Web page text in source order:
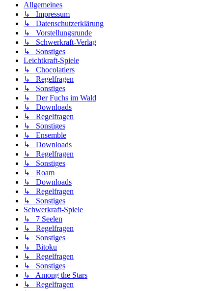
Allgemeines
↳ Impressum
↳ Datenschutzerklärung
↳ Vorstellungsrunde
↳ Schwerkraft-Verlag
↳ Sonstiges
Leichtkraft-Spiele
↳ Chocolatiers
↳ Regelfragen
↳ Sonstiges
↳ Der Fuchs im Wald
↳ Downloads
↳ Regelfragen
↳ Sonstiges
↳ Ensemble
↳ Downloads
↳ Regelfragen
↳ Sonstiges
↳ Roam
↳ Downloads
↳ Regelfragen
↳ Sonstiges
Schwerkraft-Spiele
↳ 7 Seelen
↳ Regelfragen
↳ Sonstiges
↳ Bitoku
↳ Regelfragen
↳ Sonstiges
↳ Among the Stars
↳ Regelfragen